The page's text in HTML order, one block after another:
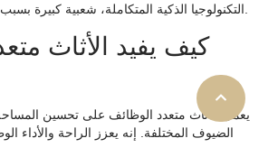
التكنولوجيا الذكية المتكاملة، شعبية كبيرة بسبب متانتها وصديقتها للبيئة.
كيف يفيد الأثاث
يعمل الأثاث متعدد الوظائف على تحسين
الضيوف المختلفة. إنه يعزز الراحة والأداء